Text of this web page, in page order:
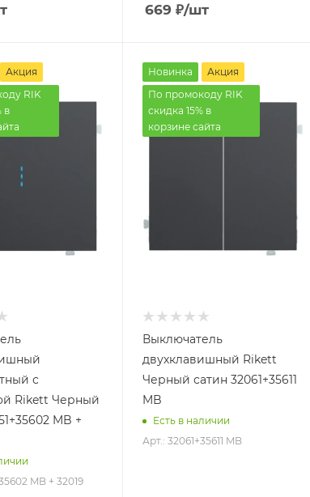
669 ₽/шт
Акция
RIK
в
с
Rikett Черный
MB +
MB + 32019
Новинка
Акция
По промокоду RIK
скидка 15% в
корзине сайта
Выключатель
двухклавишный Rikett
Черный сатин 32061+35611
MB
Есть в наличии
Арт.: 32061+35611 MB